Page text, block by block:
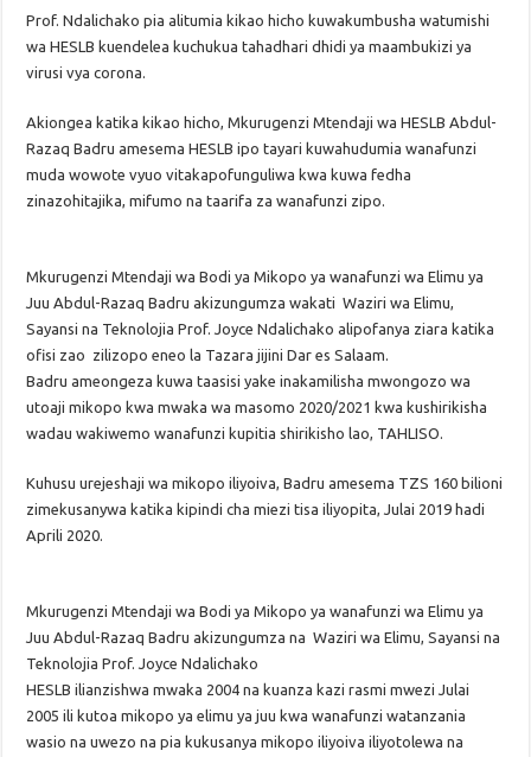
Prof. Ndalichako pia alitumia kikao hicho kuwakumbusha watumishi
wa HESLB kuendelea kuchukua tahadhari dhidi ya maambukizi ya
virusi vya corona.
Akiongea katika kikao hicho, Mkurugenzi Mtendaji wa HESLB Abdul-
Razaq Badru amesema HESLB ipo tayari kuwahudumia wanafunzi
muda wowote vyuo vitakapofunguliwa kwa kuwa fedha
zinazohitajika, mifumo na taarifa za wanafunzi zipo.
Mkurugenzi Mtendaji wa Bodi ya Mikopo ya wanafunzi wa Elimu ya
Juu Abdul-Razaq Badru akizungumza wakati Waziri wa Elimu,
Sayansi na Teknolojia Prof. Joyce Ndalichako alipofanya ziara katika
ofisi zao zilizopo eneo la Tazara jijini Dar es Salaam.
Badru ameongeza kuwa taasisi yake inakamilisha mwongozo wa
utoaji mikopo kwa mwaka wa masomo 2020/2021 kwa kushirikisha
wadau wakiwemo wanafunzi kupitia shirikisho lao, TAHLISO.
Kuhusu urejeshaji wa mikopo iliyoiva, Badru amesema TZS 160 bilioni
zimekusanywa katika kipindi cha miezi tisa iliyopita, Julai 2019 hadi
Aprili 2020.
Mkurugenzi Mtendaji wa Bodi ya Mikopo ya wanafunzi wa Elimu ya
Juu Abdul-Razaq Badru akizungumza na Waziri wa Elimu, Sayansi na
Teknolojia Prof. Joyce Ndalichako
HESLB ilianzishwa mwaka 2004 na kuanza kazi rasmi mwezi Julai
2005 ili kutoa mikopo ya elimu ya juu kwa wanafunzi watanzania
wasio na uwezo na pia kukusanya mikopo iliyoiva iliyotolewa na